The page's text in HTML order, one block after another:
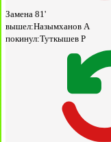
Замена 81'
вышел:Назымханов А
покинул:Туткышев Р